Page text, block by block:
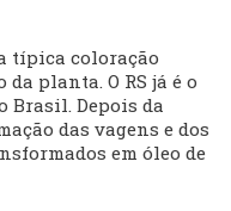
típica coloração
planta. O RS já é o
Depois da
das vagens e dos
em óleo de